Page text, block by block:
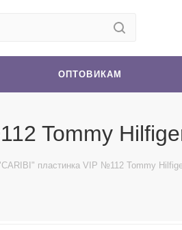
ОПТОВИКАМ
Tommy
пластинка VIP №112 Tommy